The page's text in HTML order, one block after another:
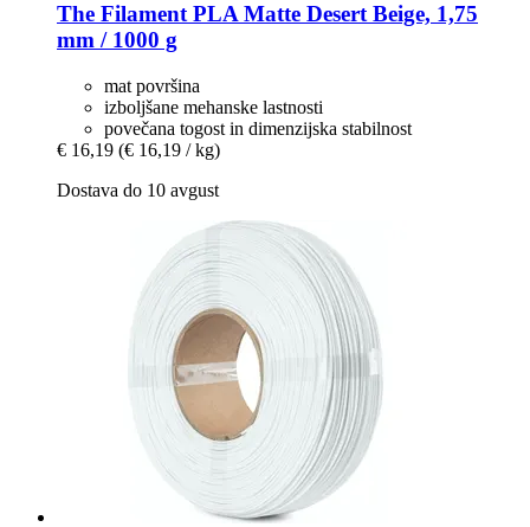
The Filament PLA Matte Desert Beige, 1,75
mm / 1000 g
mat površina
izboljšane mehanske lastnosti
povečana togost in dimenzijska stabilnost
€ 16,19 (€ 16,19 / kg)
Dostava do 10 avgust